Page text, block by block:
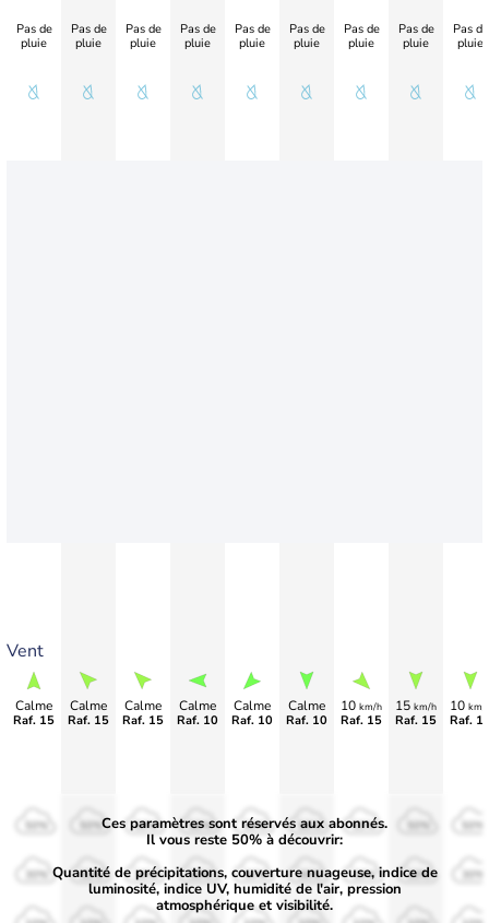
Vent
Pas de
pluie
Calme
Raf. 15
Pas de
pluie
Calme
Raf. 15
Pas de
pluie
Calme
Raf. 15
Pas de
pluie
Calme
Raf. 10
Pas de
pluie
Calme
Raf. 10
Pas de
pluie
Calme
Raf. 10
Pas de
pluie
10 km/h
Raf. 15
Pas de
pluie
15 km/h
Raf. 15
Pas de
pluie
10 km/
Raf.
50%
30%
50%
30%
50%
30%
50%
30%
50%
30%
50%
30%
50%
30% 30% 30%
Ces paramètres sont réservés aux abonnés.
Il vous reste 50% à découvrir:
Quantité de précipitations, couverture nuageuse, indice de
luminosité, indice UV, humidité de l'air, pression
atmosphérique et visibilité.